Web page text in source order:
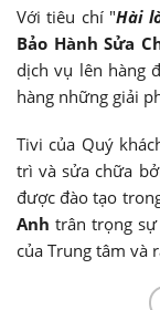
Với tiêu chí "Hài
Bảo Hành Sửa
dịch vụ lên hàng
hàng những giải
Tivi của Quý
trì và sửa chữa
được đào tạo
Anh trân trọng
của Trung tâm và